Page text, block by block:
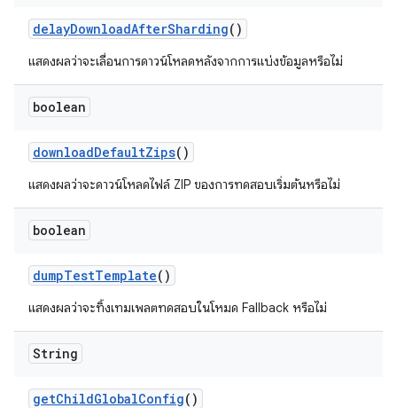
delayDownloadAfterSharding()
แสดงผลว่าจะเลื่อนการดาวน์โหลดหลังจากการแบ่งข้อมูลหรือไม่
boolean
downloadDefaultZips()
แสดงผลว่าจะดาวน์โหลดไฟล์ ZIP ของการทดสอบเริ่มต้นหรือไม่
boolean
dumpTestTemplate()
แสดงผลว่าจะทิ้งเทมเพลตทดสอบในโหมด Fallback หรือไม่
String
getChildGlobalConfig()